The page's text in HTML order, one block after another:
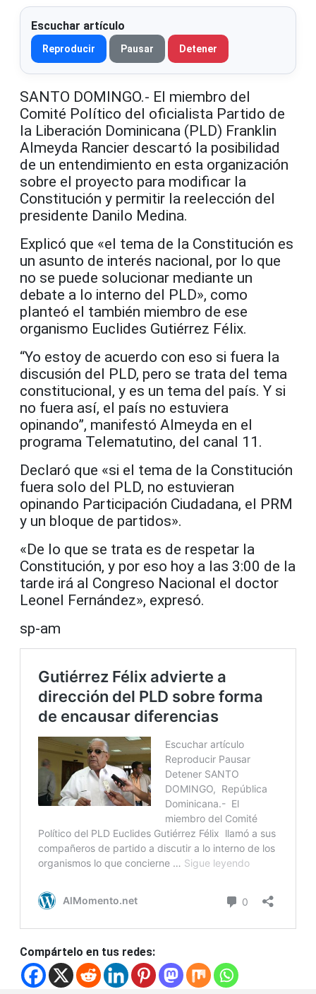
Escuchar artículo
Reproducir Pausar Detener
SANTO DOMINGO.- El miembro del
Comité Político del oficialista Partido de
la Liberación Dominicana (PLD) Franklin
Almeyda Rancier descartó la posibilidad
de un entendimiento en esta organización
sobre el proyecto para modificar la
Constitución y permitir la reelección del
presidente Danilo Medina.
Explicó que «el tema de la Constitución es
un asunto de interés nacional, por lo que
no se puede solucionar mediante un
debate a lo interno del PLD», como
planteó el también miembro de ese
organismo Euclides Gutiérrez Félix.
“Yo estoy de acuerdo con eso si fuera la
discusión del PLD, pero se trata del tema
constitucional, y es un tema del país. Y si
no fuera así, el país no estuviera
opinando”, manifestó Almeyda en el
programa Telematutino, del canal 11.
Declaró que «si el tema de la Constitución
fuera solo del PLD, no estuvieran
opinando Participación Ciudadana, el PRM
y un bloque de partidos».
«De lo que se trata es de respetar la
Constitución, y por eso hoy a las 3:00 de la
tarde irá al Congreso Nacional el doctor
Leonel Fernández», expresó.
sp-am
Compártelo en tus redes: